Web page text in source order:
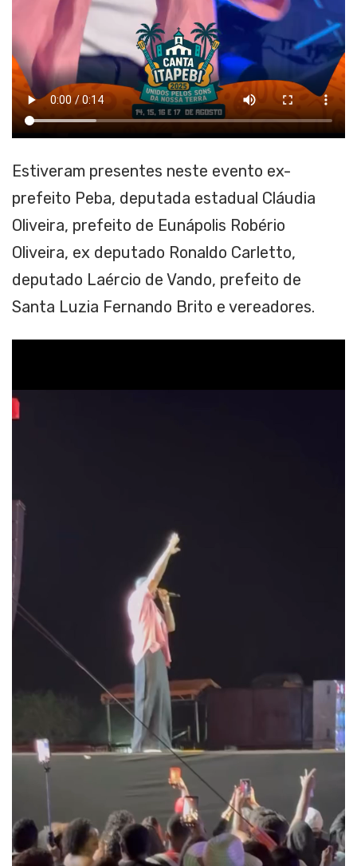
Estiveram presentes neste evento ex-
prefeito Peba, deputada estadual Cláudia
Oliveira, prefeito de Eunápolis Robério
Oliveira, ex deputado Ronaldo Carletto,
deputado Laércio de Vando, prefeito de
Santa Luzia Fernando Brito e vereadores.